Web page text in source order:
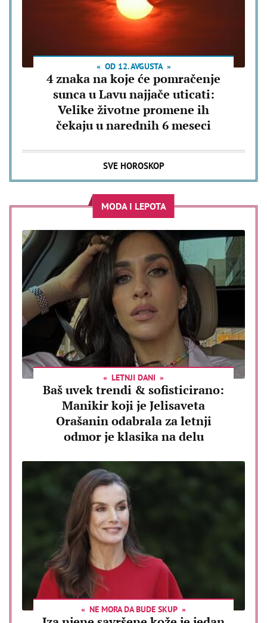
OD 12. AVGUSTA
4 znaka na koje će pomračenje
sunca u Lavu najjače uticati:
Velike životne promene ih
čekaju u narednih 6 meseci
SVE HOROSKOP
MODA I LEPOTA
LETNJI DANI
Baš uvek trendi & sofisticirano:
Manikir koji je Jelisaveta
Orašanin odabrala za letnji
odmor je klasika na delu
NE MORA DA BUDE SKUP